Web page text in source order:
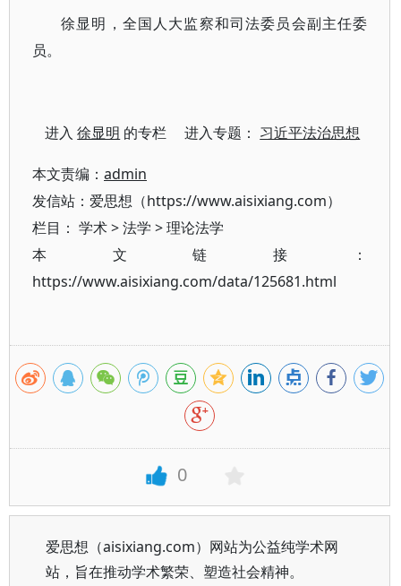
徐显明，全国人大监察和司法委员会副主任委
员。
进入徐显明 的专栏 进入专题： 习近平法治思想
本文责编： admin
发信站：爱思想（https://www.aisixiang.com）
栏目： 学术>法学 >理论法学
本文链接：
https://www.aisixiang.com/data/125681.html
0
爱思想（aisixiang.com）网站为公益纯学术网
站，旨在推动学术繁荣、塑造社会精神。